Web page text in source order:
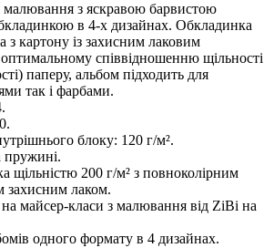
з яскравою барвистою
в 4-х дизайнах. Обкладинка
з картону із захисним лаковим
співвідношенню щільності
паперу, альбом підходить для
так і фарбами.
блоку: 120 г/м².
пружині.
щільністю 200 г/м² з повноколірним
захисним лаком.
майсер-класи з малювання від ZiBi на
одного формату в 4 дизайнах.